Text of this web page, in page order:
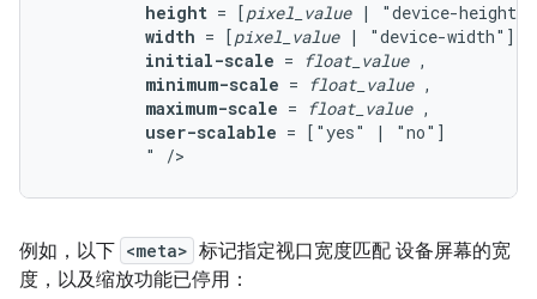
height = [pixel_value |
"device-height"]
width = [pixel_value | "device-width"]
initial-scale = float_value
minimum-scale = float_value
maximum-scale = float_value
user-scalable = ["yes" |
"
/>
例如，以下 <meta> 标记指定视口宽度匹配 设备屏幕的宽
度，以及缩放功能已停用：